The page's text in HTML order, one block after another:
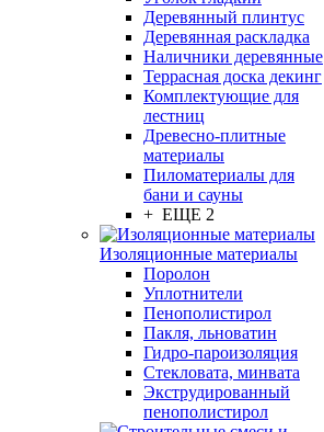
Деревянный плинтус
Деревянная раскладка
Наличники деревянные
Террасная доска декинг
Комплектующие для
лестниц
Древесно-плитные
материалы
Пиломатериалы для
бани и сауны
+ ЕЩЕ 2
Изоляционные материалы
Поролон
Уплотнители
Пенополистирол
Пакля, льноватин
Гидро-пароизоляция
Стекловата, минвата
Экструдированный
пенополистирол